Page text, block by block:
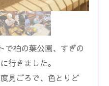
で柏の葉公園、すぎの
行きました。
見ごろで、色とりど